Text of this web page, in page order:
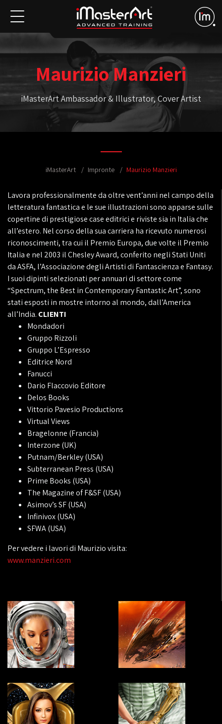
Maurizio Manzieri
iMasterArt Ambassador & Illustrator, Cover Artist
iMasterArt Impronte Maurizio Manzieri
Lavora professionalmente da oltre vent’anni nel campo della
letteratura fantastica e le sue illustrazioni sono apparse sulle
copertine di prestigiose case editrici e riviste sia in Italia che
all’estero. Nel corso della sua carriera ha ricevuto numerosi
riconoscimenti, tra cui il Premio Europa, due volte il Premio
Italia e nel 2003 il Chesley Award, conferito negli Stati Uniti
da ASFA, l’Associazione degli Artisti di Fantascienza e Fantasy.
I suoi dipinti selezionati per annuari di settore come
“Spectrum, the Best in Contemporary Fantastic Art”, sono
stati esposti in mostre intorno al mondo, dall’America
all’India. CLIENTI
Mondadori
Gruppo Rizzoli
Gruppo L’Espresso
Editrice Nord
Fanucci
Dario Flaccovio Editore
Delos Books
Vittorio Pavesio Productions
Virtual Views
Bragelonne (Francia)
Interzone (UK)
Putnam/Berkley (USA)
Subterranean Press (USA)
Prime Books (USA)
The Magazine of F&SF (USA)
Asimov’s SF (USA)
Infinivox (USA)
SFWA (USA)
Per vedere i lavori di Maurizio visita:
www.manzieri.com